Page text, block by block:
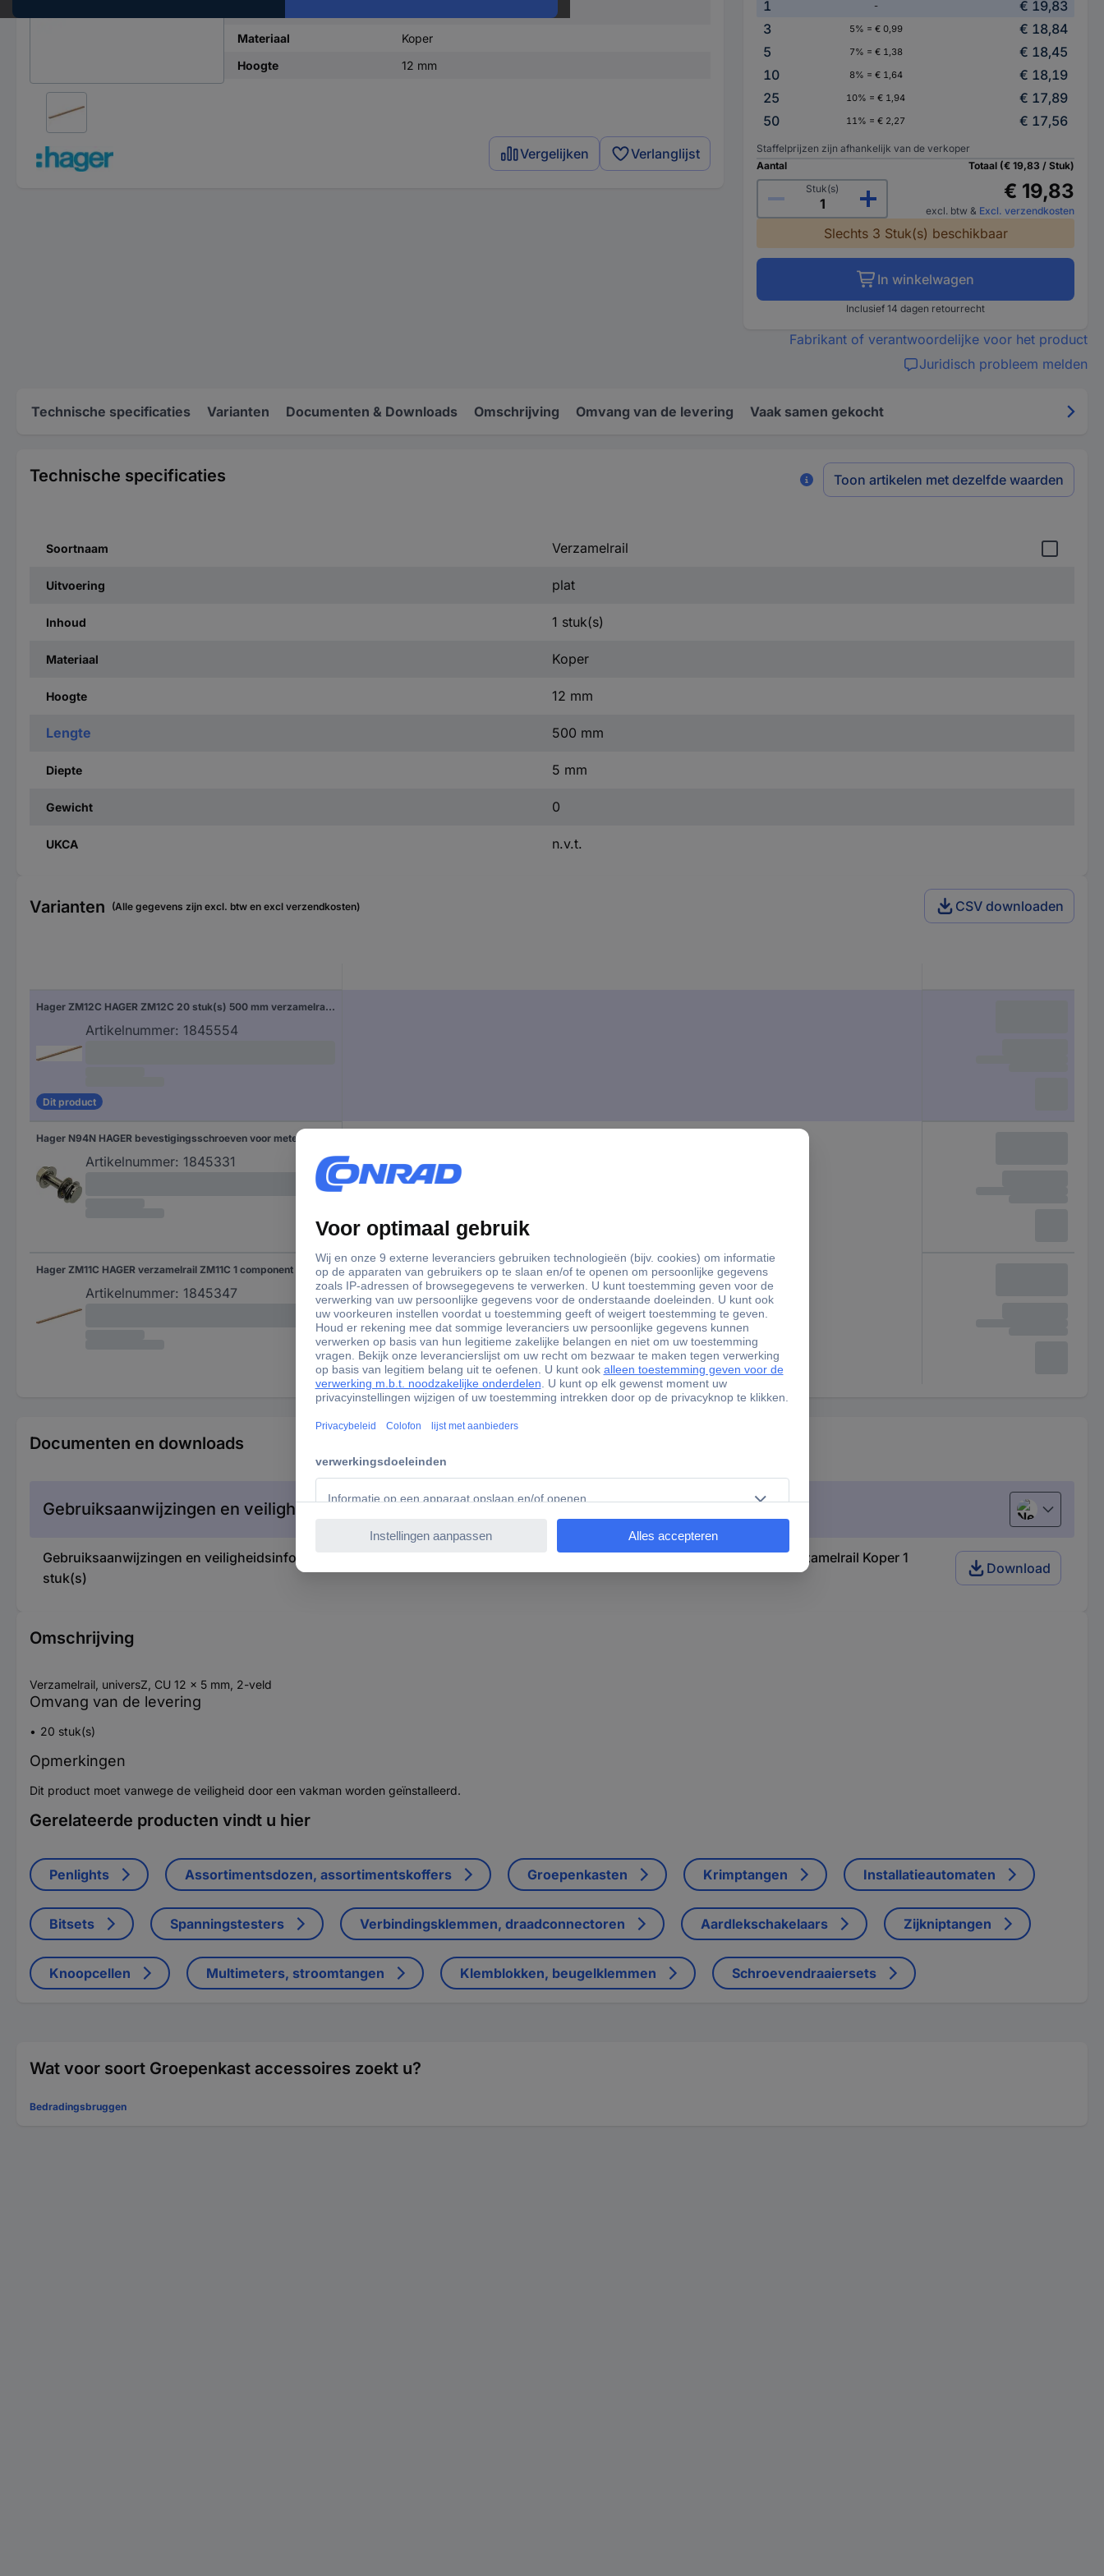
Materiaal
Koper
Hoogte
12 mm
Vergelijken Verlanglijst
1 -
€ 19,83
3
5% = € 0,99
€ 18,84
5
7% = € 1,38
€ 18,45
10
8% = € 1,64
€ 18,19
25
10% = € 1,94
€ 17,89
50
11% = € 2,27 € 17,56
Staffelprijzen zijn afhankelijk van de verkoper
Aantal
Stuk(s)
Totaal (€ 19,83 / Stuk)
€ 19,83
excl. btw & Excl. verzendkosten
Slechts 3 Stuk(s) beschikbaar
In winkelwagen
Inclusief 14 dagen retourrecht
Fabrikant of verantwoordelijke voor het product
Juridisch probleem melden
Technische specificaties Varianten Documenten & Downloads Omschrijving Omvang van de levering Vaak samen gekocht
Technische specificaties Toon artikelen met dezelfde waarden
Soortnaam Verzamelrail
Uitvoering plat
Inhoud 1 stuk(s)
Materiaal Koper
Hoogte 12 mm
Lengte 500 mm
Diepte 5 mm
Gewicht 0
UKCA n.v.t.
Varianten (Alle gegevens zijn excl. btw en excl verzendkosten) CSV downloaden
Hager ZM12C HAGER ZM12C 20 stuk(s) 500 mm verzamelrail Verzamelrail Koper 1 stuk(s)
Artikelnummer: 1845554
Dit product
Artikelnummer: 1845331
Hager ZM11C HAGER verzamelrail ZM11C 1 component CU12x5mm Verzamelrail Koper 1 stuk(s)
Artikelnummer: 1845347
Documenten en downloads
Gebruiksaanwijzingen en veiligheidsinformatie Nederlands
Gebruiksaanwijzingen en veiligheidsinformatie 1845554 Hager ZM12C HAGER ZM12C 20 stuk(s) 500 mm verzamelrail Verzamelrail Koper 1
stuk(s)
Download
Omschrijving
Verzamelrail, universZ, CU 12 x 5 mm, 2-veld
Omvang van de levering
20 stuk(s)
Opmerkingen
Dit product moet vanwege de veiligheid door een vakman worden geïnstalleerd.
Gerelateerde producten vindt u hier
Penlights Assortimentsdozen, assortimentskoffers Groepenkasten Krimptangen Installatieautomaten
Bitsets Spanningstesters Verbindingsklemmen, draadconnectoren Aardlekschakelaars Zijkniptangen
Knoopcellen Multimeters, stroomtangen Klemblokken, beugelklemmen Schroevendraaiersets
Wat voor soort Groepenkast accessoires zoekt u?
Bedradingsbruggen